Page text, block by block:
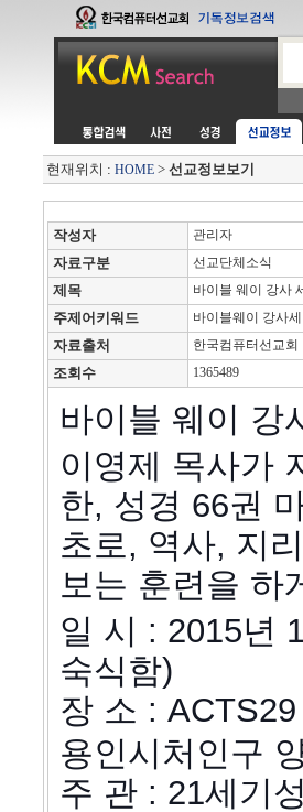
현재위치 : HOME> 선교정보보기
작성자 관리자
자료구분 선교단체소식
제목 바이블 웨이 강사
주제어키워드 바이블웨이 강사
자료출처 한국컴퓨터선교회
조회수 1365489
바이블 웨이 강
이영제 목사가
한, 성경 66권
초로, 역사, 지
보는 훈련을 하
일 시 : 2015년
숙식함)
장 소 :
용인시처인구
주 관 : 21세기